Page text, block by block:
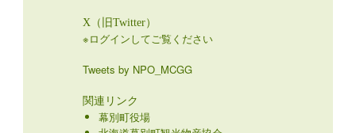
X（旧Twitter）
※ログインしてご覧ください
Tweets by NPO_MCGG
関連リンク
幕別町役場